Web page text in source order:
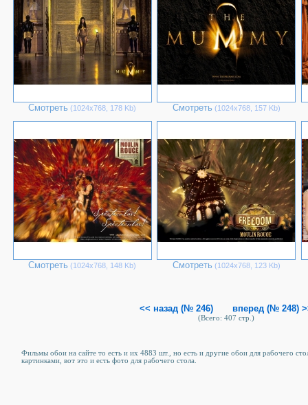
Смотреть (1024х768, 178 Kb) Смотреть (1024х768, 157 Kb)
Смотреть (1024х768, 148 Kb) Смотреть (1024х768, 123 Kb)
<< назад (№ 246) вперед (№ 248)
(Всего: 407 стр.)
Фильмы обои на сайте то есть и их 4883 шт., но есть и другие обои для рабочего
картинками, вот это и есть фото для рабочего стола.